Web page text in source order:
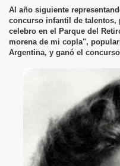
Al año siguiente
concurso infantil de talentos,
celebro en el Parque del
morena de mi copla",
Argentina, y ganó el